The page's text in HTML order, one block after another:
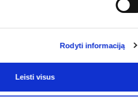
Rodyti informaciją
Leisti visus